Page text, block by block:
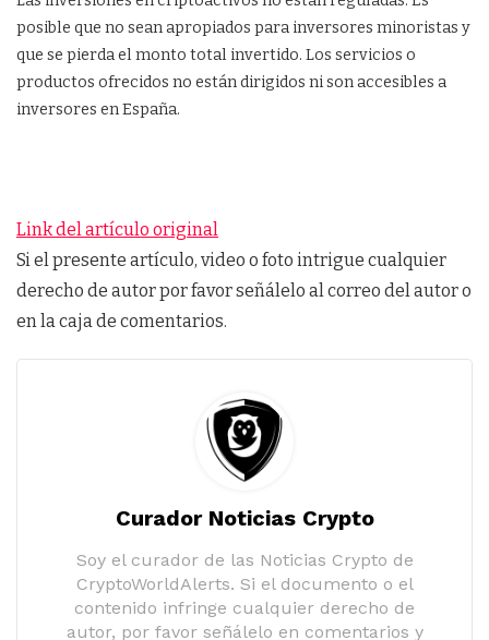
posible que no sean apropiados para inversores minoristas y
que se pierda el monto total invertido. Los servicios o
productos ofrecidos no están dirigidos ni son accesibles a
inversores en España.
Link del artículo original
Si el presente artículo, video o foto intrigue cualquier
derecho de autor por favor señálelo al correo del autor o
en la caja de comentarios.
Curador Noticias Crypto
Soy el curador de las Noticias Crypto de
CryptoWorldAlerts. Si el documento o el
contenido infringe cualquier derecho de
autor, por favor señálelo en comentarios y